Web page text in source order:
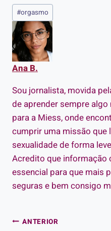
Tags
do
Post:
#orgasmo
Ana B.
Sou jornalista, movida
de aprender sempre
para a Miess, onde
cumprir uma missão que
sexualidade de forma
Acredito que informação
essencial para que mais
seguras e bem consigo
Navegação
ANTERIOR